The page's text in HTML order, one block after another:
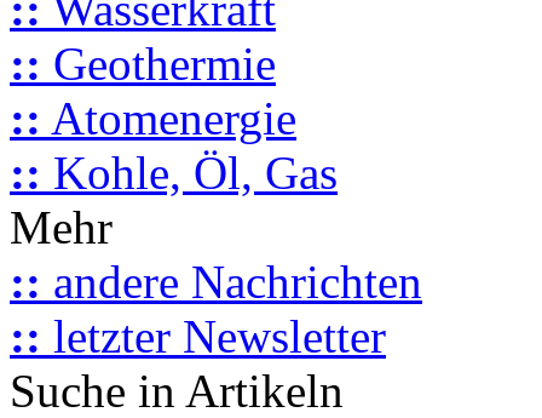
:: Geothermie
:: Atomenergie
:: Kohle, Öl, Gas
Mehr
:: andere Nachrichten
:: letzter Newsletter
Suche in Artikeln